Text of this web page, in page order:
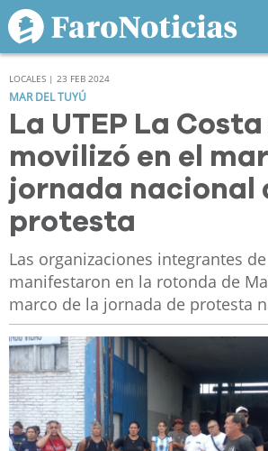
LOCALES | 23 FEB 2024
MAR DEL TUYÚ
La UTEP La Costa
movilizó en el
jornada nacional
protesta
Las organizaciones integrantes de
manifestaron en la rotonda de
marco de la jornada de protesta